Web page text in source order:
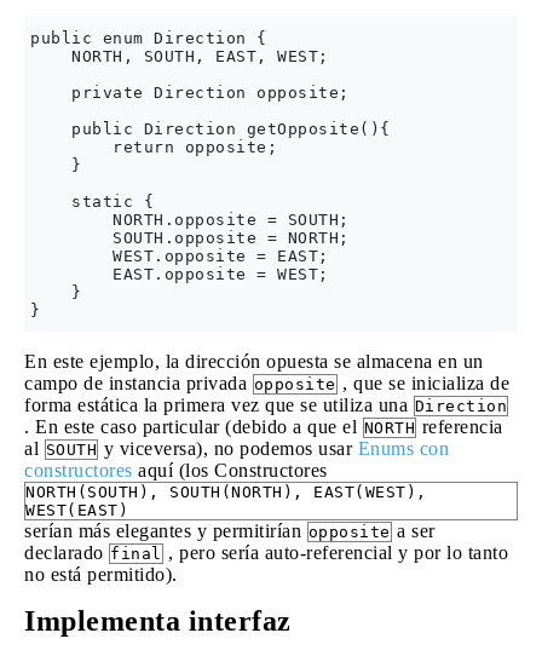
public enum Direction {
    NORTH, SOUTH, EAST, WEST;
    private Direction opposite;
    public Direction getOpposite(){
        return opposite;
    }
    static {
        NORTH.opposite = SOUTH;
        SOUTH.opposite = NORTH;
        WEST.opposite = EAST;
        EAST.opposite = WEST;
    }
En este ejemplo, la dirección opuesta se almacena en un
campo de instancia privada opposite , que se inicializa de
forma estática la primera vez que se utiliza una Direction
. En este caso particular (debido a que el NORTH referencia
al SOUTH y viceversa), no podemos usar Enums con
constructores aquí (los Constructores
NORTH(SOUTH), SOUTH(NORTH), EAST(WEST),
WEST(EAST)
serían más elegantes y permitirían opposite a ser
declarado final , pero sería auto-referencial y por lo tanto
no está permitido).
Implementa interfaz